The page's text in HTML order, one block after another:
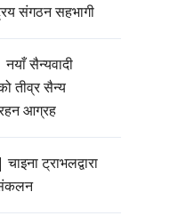
संगठन सहभागी
नयाँ सैन्यवादी
तीव्र सैन्य
रहन आग्रह
ट्राभलद्वारा
संकलन